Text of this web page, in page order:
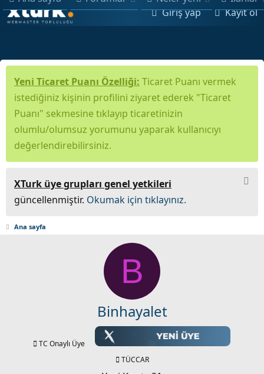
Giriş yap Kayıt ol
Yeni Ticaret Puanı Özelliği: Ticaret Puanı vermek
istediğiniz kişinin profilini ziyaret ederek "Ticaret
Puanı" sekmesine tıklayıp ticaretinizin
olumlu/olumsuz yorumunu yaparak kullanıcıyı
değerlendirebilirsiniz.
XTurk üye grupları genel yetkileri
güncellenmiştir. Okumak için tıklayınız.
Ana sayfa
B
Binhayalet
TC Onaylı Üye
TÜCCAR